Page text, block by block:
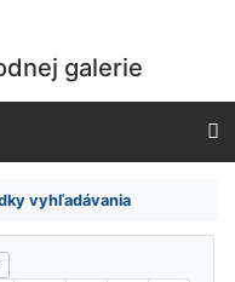
galerie
vyhľadávania